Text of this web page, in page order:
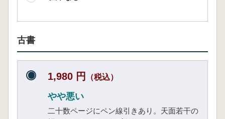
古書
1,980 円 （税込）
やや悪い
二十数ページにペン線引きあり。天面若干の